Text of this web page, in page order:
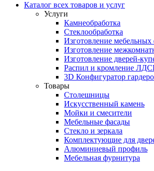
Каталог всех товаров и услуг
Услуги
Камнеобработка
Стеклообработка
Изготовление мебельных
Изготовление
Изготовление дверей-
Распил и кромление
3D Конфигуратор
Товары
Столешницы
Искусственный камень
Мойки и смесители
Мебельные фасады
Стекло и зеркала
Комплектующие для
Алюминиевый профиль
Мебельная фурнитура